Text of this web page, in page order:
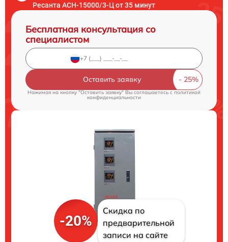
Ресанта АСН-15000/3-Ц от 35 минут
Бесплатная консультация со
специалистом
Оставить заявку
Нажимая на кнопку "Оставить заявку" Вы соглашаетесь cполитикой
конфиденциальности
-20%
Скидка по
предварительной
записи на сайте